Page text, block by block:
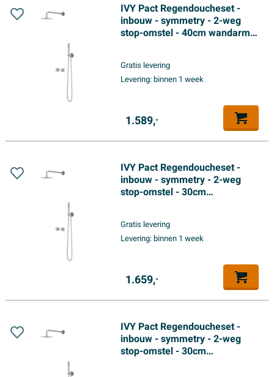
IVY Pact Regendoucheset -
inbouw - symmetry - 2-weg
stop-omstel - 40cm wandarm -
doucheslang - satin spray
handdouche - Chroom
Gratis levering
Levering:binnen 1 week
1.589,-
IVY Pact Regendoucheset -
inbouw - symmetry - 2-weg
stop-omstel - 30cm
uitlaat - 150cm doucheslang -
3-standen handdouche -
Gratis levering
Levering:binnen 1 week
1.659,-
IVY Pact Regendoucheset -
inbouw - symmetry - 2-weg
stop-omstel - 30cm